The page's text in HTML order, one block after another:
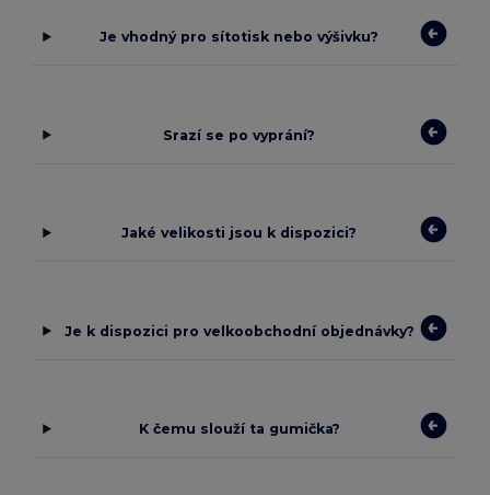
Je vhodný pro sítotisk nebo výšivku?
Srazí se po vyprání?
Jaké velikosti jsou k dispozici?
Je k dispozici pro velkoobchodní objednávky?
K čemu slouží ta gumička?